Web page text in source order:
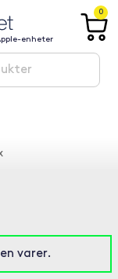
enheter
0
varer.